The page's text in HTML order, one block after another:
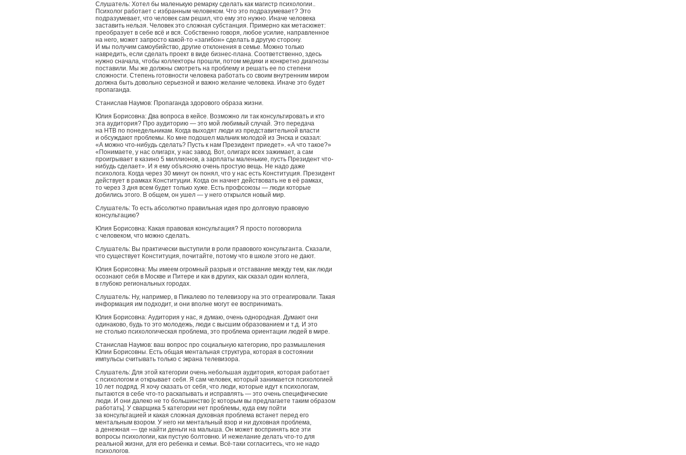
Слушатель: Хотел бы маленькую ремарку сделать как магистр психологии..
Психолог работает с избранным человеком. Что это подразумевает? Это
подразумевает, что человек сам решил, что ему это нужно. Иначе человека
заставить нельзя. Человек это сложная субстанция. Примерно как метасюжет:
преобразует в себе всё и вся. Собственно говоря, любое усилие, направленное
на него, может запросто какой-то «загибон» сделать в другую сторону.
И мы получим самоубийство, другие отклонения в семье. Можно только
навредить, если сделать проект в виде бизнес-плана. Соответственно, здесь
нужно сначала, чтобы коллекторы прошли, потом медики и конкретно диагнозы
поставили. Мы же должны смотреть на проблему и решать ее по степени
сложности. Степень готовности человека работать со своим внутренним миром
должна быть довольно серьезной и важно желание человека. Иначе это будет
пропаганда.
Станислав Наумов: Пропаганда здорового образа жизни.
Юлия Борисовна: Два вопроса в кейсе. Возможно ли так консультировать и кто
эта аудитория? Про аудиторию — это мой любимый случай. Это передача
на НТВ по понедельникам. Когда выходят люди из представительной власти
и обсуждают проблемы. Ко мне подошел мальчик молодой из Энска и сказал:
«А можно что-нибудь сделать? Пусть к нам Президент приедет». «А что такое?»
«Понимаете, у нас олигарх, у нас завод. Вот, олигарх всех зажимает, а сам
проигрывает в казино 5 миллионов, а зарплаты маленькие, пусть Президент что-
нибудь сделает». И я ему объясняю очень простую вещь. Не надо даже
психолога. Когда через 30 минут он понял, что у нас есть Конституция. Президент
действует в рамках Конституции. Когда он начнет действовать не в её рамках,
то через 3 дня всем будет только хуже. Есть профсоюзы — люди которые
добились этого. В общем, он ушел — у него открылся новый мир.
Слушатель: То есть абсолютно правильная идея про долговую правовую
консультацию?
Юлия Борисовна: Какая правовая консультация? Я просто поговорила
с человеком, что можно сделать.
Слушатель: Вы практически выступили в роли правового консультанта. Сказали,
что существует Конституция, почитайте, потому что в школе этого не дают.
Юлия Борисовна: Мы имеем огромный разрыв и отставание между тем, как люди
осознают себя в Москве и Питере и как в других, как сказал один коллега,
в глубоко региональных городах.
Слушатель: Ну, например, в Пикалево по телевизору на это отреагировали. Такая
информация им подходит, и они вполне могут ее воспринимать.
Юлия Борисовна: Аудитория у нас, я думаю, очень однородная. Думают они
одинаково, будь то это молодежь, люди с высшим образованием и т.д. И это
не столько психологическая проблема, это проблема ориентации людей в мире.
Станислав Наумов: ваш вопрос про социальную категорию, про размышления
Юлии Борисовны. Есть общая ментальная структура, которая в состоянии
импульсы считывать только с экрана телевизора.
Слушатель: Для этой категории очень небольшая аудитория, которая работает
с психологом и открывает себя. Я сам человек, который занимается психологией
10 лет подряд. Я хочу сказать от себя, что люди, которые идут к психологам,
пытаются в себе что-то раскапывать и исправлять — это очень специфические
люди. И они далеко не то большинство [с которым вы предлагаете таким образом
работать]. У сварщика 5 категории нет проблемы, куда ему пойти
за консультацией и какая сложная духовная проблема встанет перед его
ментальным взором. У него ни ментальный взор и ни духовная проблема,
а денежная — где найти деньги на малыша. Он может воспринять все эти
вопросы психологии, как пустую болтовню. И нежелание делать что-то для
реальной жизни, для его ребенка и семьи. Всё-таки согласитесь, что не надо
психологов.